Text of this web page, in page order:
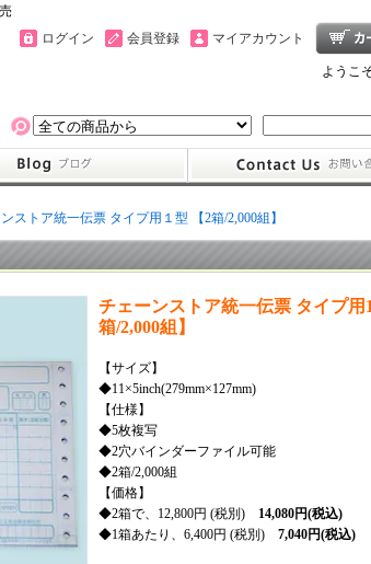
マイアカウント
会員登録
ログイン
ようこ
ストア統一伝票 タイプ用１型 【2箱/2,000組】
チェーンストア統一伝票 タイプ用
箱/2,000組】
【サイズ】
◆11×5inch(279mm×127mm)
【仕様】
◆5枚複写
◆2穴バインダーファイル可能
◆2箱/2,000組
【価格】
◆2箱で、12,800円 (税別) 14,080円(税込)
◆1箱あたり、6,400円 (税別) 7,040円(税込)